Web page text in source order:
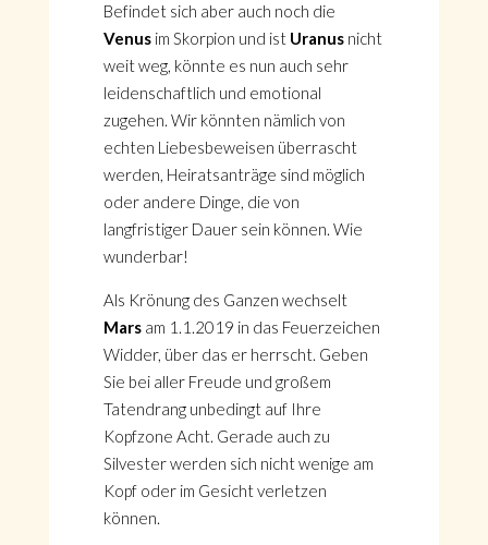
Befindet sich aber auch noch die
Venusim Skorpion und ist Uranusnicht
weit weg, könnte es nun auch sehr
leidenschaftlich und emotional
zugehen. Wir könnten nämlich von
echten Liebesbeweisen überrascht
werden, Heiratsanträge sind möglich
oder andere Dinge, die von
langfristiger Dauer sein können. Wie
wunderbar!
Als Krönung des Ganzen wechselt
Marsam 1.1.2019 in das Feuerzeichen
Widder, über das er herrscht. Geben
Sie bei aller Freude und großem
Tatendrang unbedingt auf Ihre
Kopfzone Acht. Gerade auch zu
Silvester werden sich nicht wenige am
Kopf oder im Gesicht verletzen
können.